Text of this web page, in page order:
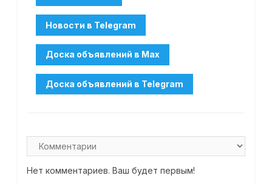
Нет комментариев. Ваш будет первым!